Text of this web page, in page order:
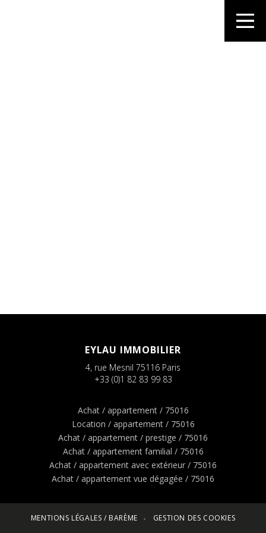
EYLAU IMMOBILIER
4, rue Mesnil 75116 Paris
+33 (0)1 82 83 99 83
Achat / appartement / 75016
Location / appartement / 75016
Achat / appartement / prestige / 75016
Achat / appartement familial / 75016
Achat / appartement avec extérieur / 75016
Achat / appartement vue dégagée / 75016
MENTIONS LÉGALES / BARÈME - GESTION DES COOKIES